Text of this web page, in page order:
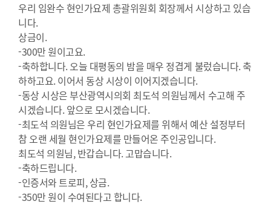
우리 임완수 현인가요제 총괄위원회 회장께서 시상하고 있습
니다.
상금이.
-300만 원이고요.
-축하합니다. 오늘 대평동의 밤을 매우 정겹게 불렀습니다. 축
하하고요. 이어서 동상 시상이 이어지겠습니다.
-동상 시상은 부산광역시의회 최도석 의원님께서 수고해 주
시겠습니다. 앞으로 모시겠습니다.
-최도석 의원님은 우리 현인가요제를 위해서 예산 설정부터
참 오랜 세월 현인가요제를 만들어온 주인공입니다.
최도석 의원님, 반갑습니다. 고맙습니다.
-축하드립니다.
-인증서와 트로피, 상금.
-350만 원이 수여된다고 합니다.